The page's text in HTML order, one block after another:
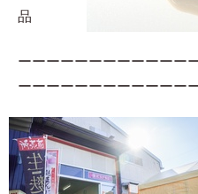
品
ーーーーーーーーーーーー
ーーーーーーーーーーーー